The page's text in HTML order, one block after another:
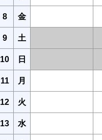
8 金
9 土
10 日
11 月
12 火
13 水